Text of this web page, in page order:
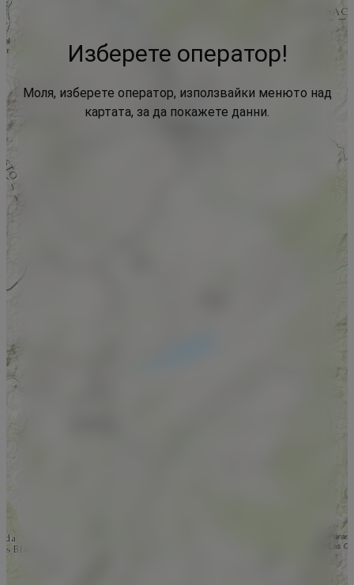
Изберете оператор!
Моля, изберете оператор, използвайки менюто над
картата, за да покажете данни.